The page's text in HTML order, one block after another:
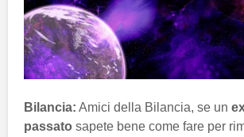
Bilancia: Amici della Bilancia, se un
passato sapete bene come fare per